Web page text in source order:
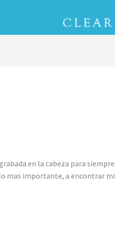
en la cabeza para siempre
mas importante, a encontrar mi